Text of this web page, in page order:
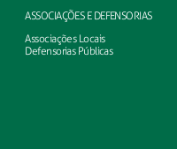
ASSOCIAÇÕES E DEFENSORIAS
Associações Locais
Defensorias Públicas